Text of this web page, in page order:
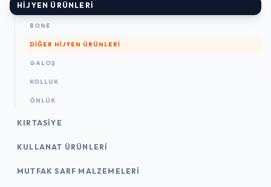
HIJYEN ÜRÜNLERI
BONE
DIĞER HIJYEN ÜRÜNLERI
GALOŞ
KOLLUK
ÖNLÜK
KIRTASİYE
KULLANAT ÜRÜNLERI
MUTFAK SARF MALZEMELERI